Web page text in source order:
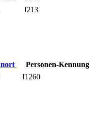
I213
Personen-Kennung
I1260